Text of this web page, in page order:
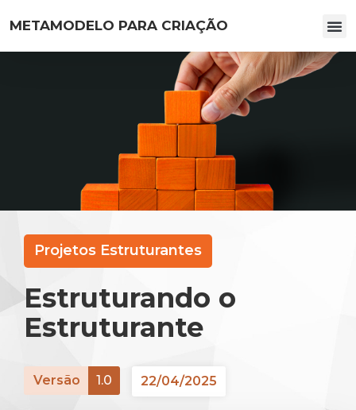
METAMODELO PARA CRIAÇÃO
Projetos Estruturantes
Estruturando o
Estruturante
Versão 1.0 22/04/2025